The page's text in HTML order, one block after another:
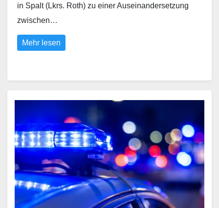
in Spalt (Lkrs. Roth) zu einer Auseinandersetzung
zwischen…
Mehr lesen